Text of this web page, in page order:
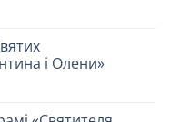
і Олени»